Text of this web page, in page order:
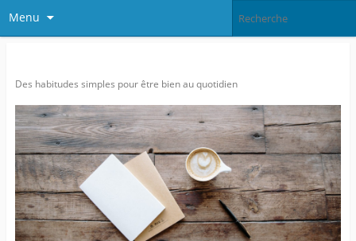
Menu
Des habitudes simples pour être bien au quotidien